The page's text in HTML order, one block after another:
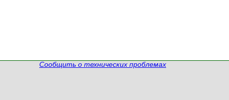
Сообщить о технических проблемах